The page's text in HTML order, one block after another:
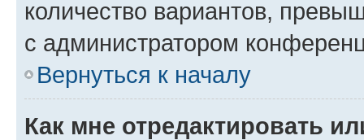
количество вариантов,
с администратором
Вернуться к началу
Как мне отредактировать